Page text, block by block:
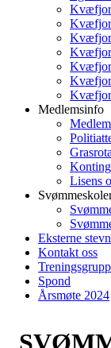
Medlemsinfo
Lisens
Eksterne
Kontakt oss
Spond
Årsmøte 2024